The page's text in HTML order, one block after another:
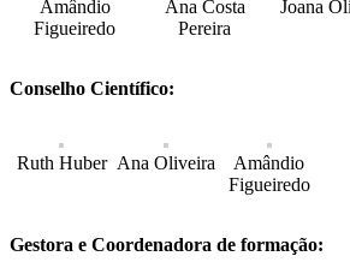
Amândio
Figueiredo
Ana Costa
Pereira
Joana
Conselho Científico:
Ruth Huber Ana Oliveira
Amândio
Figueiredo
Gestora e Coordenadora de formação: